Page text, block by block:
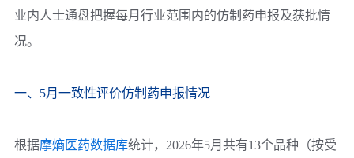
业内人士通盘把握每月行业范围内的仿制药申报及获批情
况。
一、5月一致性评价仿制药申报情况
根据摩熵医药数据库统计，2026年5月共有13个品种（按受